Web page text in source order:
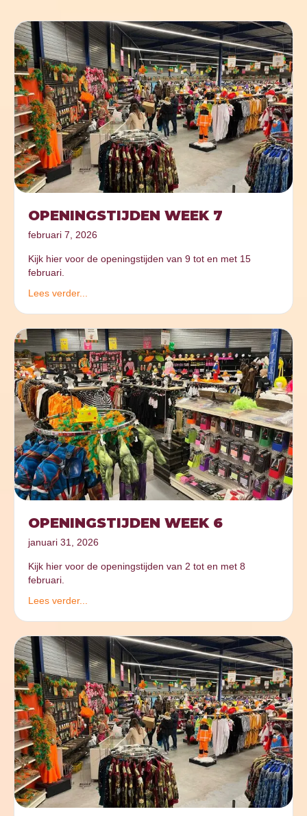
OPENINGSTIJDEN WEEK 7
februari 7, 2026
Kijk hier voor de openingstijden van 9 tot en met 15
februari.
Lees verder...
OPENINGSTIJDEN WEEK 6
januari 31, 2026
Kijk hier voor de openingstijden van 2 tot en met 8
februari.
Lees verder...